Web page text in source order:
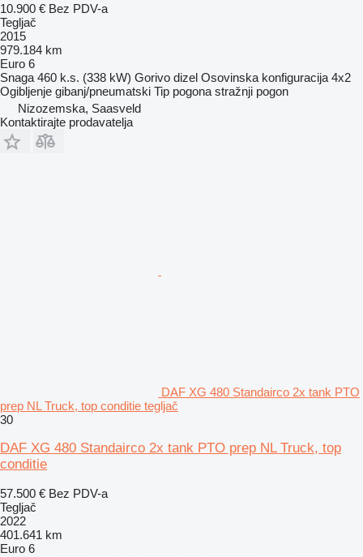
10.900 € Bez PDV-a
Tegljač
2015
979.184 km
Euro 6
Snaga 460 k.s. (338 kW) Gorivo dizel Osovinska konfiguracija 4x2
Ogibljenje gibanj/pneumatski Tip pogona stražnji pogon
Nizozemska, Saasveld
Kontaktirajte prodavatelja
DAF XG 480 Standairco 2x tank PTO
prep NL Truck, top conditie tegljač
30
DAF XG 480 Standairco 2x tank PTO prep NL Truck, top
conditie
57.500 € Bez PDV-a
Tegljač
2022
401.641 km
Euro 6